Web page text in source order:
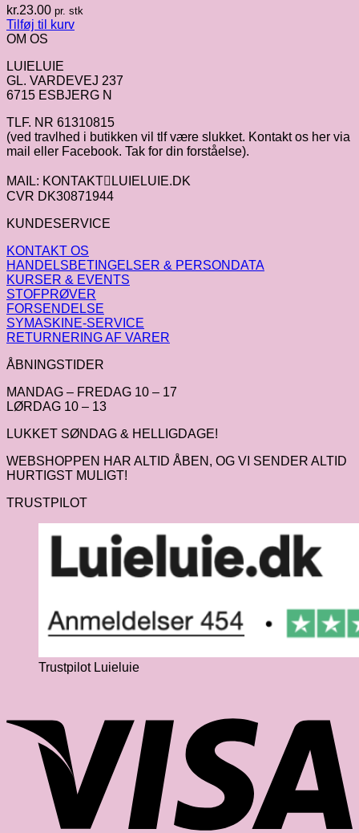
kr.23.00 pr. stk
Tilføj til kurv
OM OS
LUIELUIE
GL. VARDEVEJ 237
6715 ESBJERG N
TLF. NR 61310815
(ved travlhed i butikken vil tlf være slukket. Kontakt os her via
mail eller Facebook. Tak for din forståelse).
MAIL: KONTAKTLUIELUIE.DK
CVR DK30871944
KUNDESERVICE
KONTAKT OS
HANDELSBETINGELSER & PERSONDATA
KURSER & EVENTS
STOFPRØVER
FORSENDELSE
SYMASKINE-SERVICE
RETURNERING AF VARER
ÅBNINGSTIDER
MANDAG – FREDAG 10 – 17
LØRDAG 10 – 13
LUKKET SØNDAG & HELLIGDAGE!
WEBSHOPPEN HAR ALTID ÅBEN, OG VI SENDER ALTID
HURTIGST MULIGT!
TRUSTPILOT
Trustpilot Luieluie